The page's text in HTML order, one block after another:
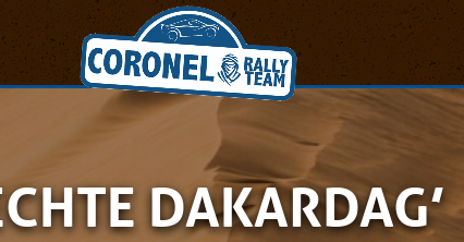
DAKARDAG’